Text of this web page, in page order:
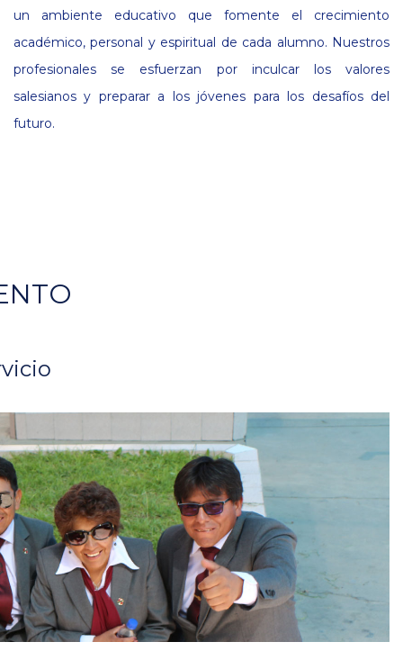
un ambiente educativo que fomente el crecimiento
académico, personal y espiritual de cada alumno. Nuestros
profesionales se esfuerzan por inculcar los valores
salesianos y preparar a los jóvenes para los desafíos del
futuro.